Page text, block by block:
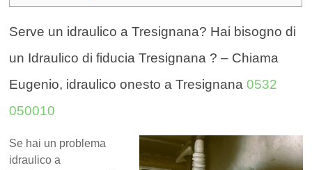
Serve un idraulico a Tresignana? Hai bisogno di
un Idraulico di fiducia Tresignana ? – Chiama
Eugenio, idraulico onesto a Tresignana0532
050010
Se hai un problema
idraulico a